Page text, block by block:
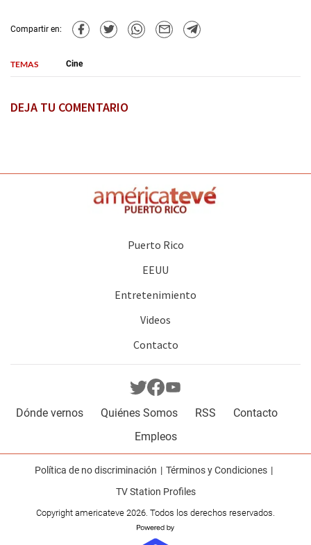
Compartir en:
TEMAS Cine
DEJA TU COMENTARIO
Puerto Rico
EEUU
Entretenimiento
Videos
Contacto
Dónde vernos Quiénes Somos RSS
Contacto
Empleos
Política de no discriminación
Términos y Condiciones
TV Station Profiles
Copyright americateve 2026. Todos los derechos reservados.